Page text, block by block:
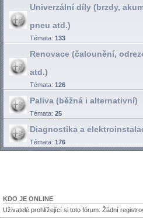
Univerzální díly (brzdy,
pneu atd.)
Témata: 133
Renovace (čalounění,
atd.)
Témata: 126
Paliva (běžná i alternativní)
Témata: 25
Diagnostika a
Témata: 176
KDO JE ONLINE
Uživatelé prohlížející si toto fórum: Žádní